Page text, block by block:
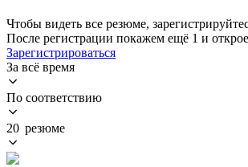
Чтобы видеть все резюме,
После регистрации покажем ещё 1 и
Зарегистрироваться
За всё время
По соответствию
20 резюме